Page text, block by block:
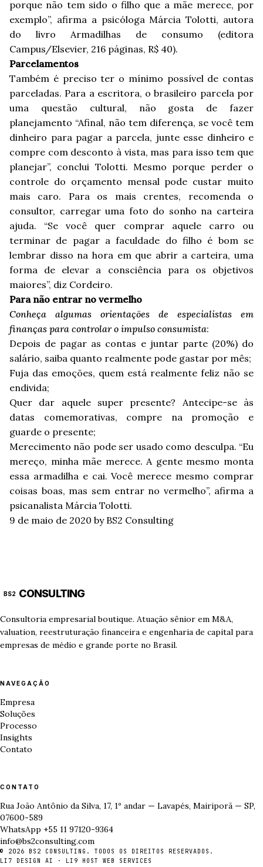
porque não tem sido o filho que a mãe merece, por
exemplo”, afirma a psicóloga Márcia Tolotti, autora
do livro Armadilhas de consumo (editora
Campus/Elsevier, 216 páginas, R$ 40).
Parcelamentos
Também é preciso ter o mínimo possível de contas
parceladas. Para a escritora, o brasileiro parcela por
uma questão cultural, não gosta de fazer
planejamento “Afinal, não tem diferença, se você tem
dinheiro para pagar a parcela, junte esse dinheiro e
compre com desconto à vista, mas para isso tem que
planejar”, conclui Tolotti. Mesmo porque perder o
controle do orçamento mensal pode custar muito
mais caro. Para os mais crentes, recomenda o
consultor, carregar uma foto do sonho na carteira
ajuda. “Se você quer comprar aquele carro ou
terminar de pagar a faculdade do filho é bom se
lembrar disso na hora em que abrir a carteira, uma
forma de elevar a consciência para os objetivos
maiores”, diz Cordeiro.
Para não entrar no vermelho
Conheça algumas orientações de especialistas em
finanças para controlar o impulso consumista:
Depois de pagar as contas e juntar parte (20%) do
salário, saiba quanto realmente pode gastar por mês;
Fuja das emoções, quem está realmente feliz não se
endivida;
Quer dar aquele super presente? Antecipe-se às
datas comemorativas, compre na promoção e
guarde o presente;
Merecimento não pode ser usado como desculpa. “Eu
mereço, minha mãe merece. A gente mesmo monta
essa armadilha e cai. Você merece mesmo comprar
coisas boas, mas sem entrar no vermelho”, afirma a
psicanalista Márcia Tolotti.
9 de maio de 2020 by BS2 Consulting
BS2 CONSULTING
Consultoria empresarial boutique. Atuação sênior em M&A,
valuation, reestruturação financeira e engenharia de capital para
empresas de médio e grande porte no Brasil.
NAVEGAÇÃO
Empresa
Soluções
Processo
Insights
Contato
CONTATO
Rua João Antônio da Silva, 17, 1º andar — Lavapés, Mairiporã — SP,
07600-589
WhatsApp +55 11 97120-9364
info@bs2consulting.com
© 2026 BS2 CONSULTING. TODOS OS DIREITOS RESERVADOS.
LI7 DESIGN AI
· LI9 HOST WEB SERVICES